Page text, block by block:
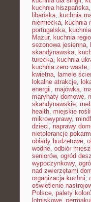
kuchnia hiszpańska,
libańska, kuchnia
niemiecka, kuchnia
portugalska,
Mazur, kuchnia
sezonowa jesienna,
skandynawska,
turecka, kuchnia
kuchnia zero waste,
kwietna, lamele
lokalne atrakcje,
energii, majówka,
marynaty domowe,
skandynawskie,
health, miejskie
mikrowyprawy,
dzieci, naprawy
nietolerancje
obiady budżetowe,
wodne, odbiór
seniorów, ogród
wypoczynkowy,
nad zwierzętami
organizacja kuchni,
oświetlenie
Polsce, palety
lotniskowe,